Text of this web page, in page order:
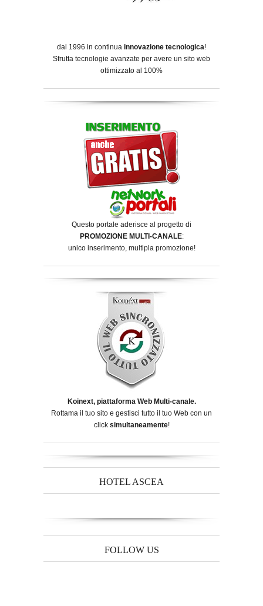
dal 1996 in continua innovazione tecnologica!
Sfrutta tecnologie avanzate per avere un sito web
ottimizzato al 100%
Questo portale aderisce al progetto di
PROMOZIONE MULTI-CANALE:
unico inserimento, multipla promozione!
Koinext, piattaforma Web Multi-canale.
Rottama il tuo sito e gestisci tutto il tuo Web con un
click simultaneamente!
HOTEL ASCEA
FOLLOW US